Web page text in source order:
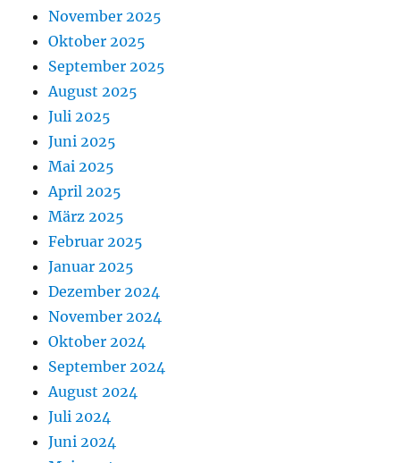
November 2025
Oktober 2025
September 2025
August 2025
Juli 2025
Juni 2025
Mai 2025
April 2025
März 2025
Februar 2025
Januar 2025
Dezember 2024
November 2024
Oktober 2024
September 2024
August 2024
Juli 2024
Juni 2024